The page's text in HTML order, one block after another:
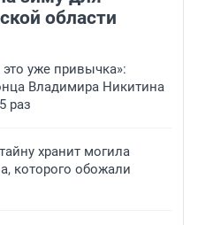
области
уже привычка»:
Владимира Никитина
раз
хранит могила
которого обожали